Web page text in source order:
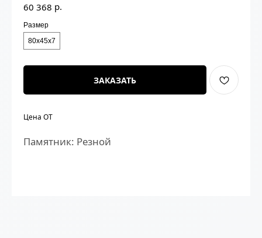
60 368 р.
Размер
80х45х7
ЗАКАЗАТЬ
Цена ОТ
Памятник: Резной